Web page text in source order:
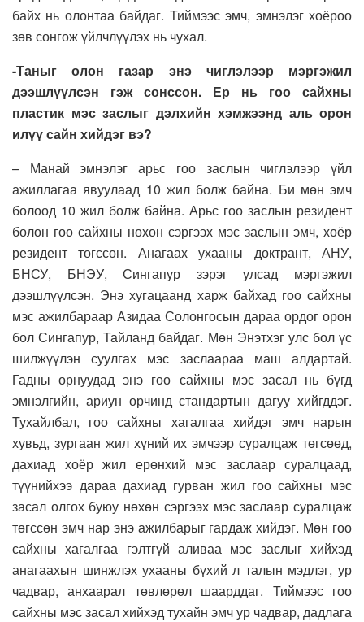
байх нь олонтаа байдаг. Тиймээс эмч, эмнэлэг хоёроо
зөв сонгож үйлчлүүлэх нь чухал.
-Таныг олон газар энэ чиглэлээр мэргэжил
дээшлүүлсэн гэж сонссон. Ер нь гоо сайхны
пластик мэс заслыг дэлхийн хэмжээнд аль орон
илүү сайн хийдэг вэ?
– Манай эмнэлэг арьс гоо заслын чиглэлээр үйл
ажиллагаа явуулаад 10 жил болж байна. Би мөн эмч
болоод 10 жил болж байна. Арьс гоо заслын резидент
болон гоо сайхны нөхөн сэргээх мэс заслын эмч, хоёр
резидент төгссөн. Анагаах ухааны доктрант, АНУ,
БНСУ, БНЭУ, Сингапур зэрэг улсад мэргэжил
дээшлүүлсэн. Энэ хугацаанд харж байхад гоо сайхны
мэс ажилбараар Азидаа Солонгосын дараа ордог орон
бол Сингапур, Тайланд байдаг. Мөн Энэтхэг улс бол үс
шилжүүлэн суулгах мэс заслаараа маш алдартай.
Гадны орнуудад энэ гоо сайхны мэс засал нь бүгд
эмнэлгийн, ариун орчинд стандартын дагуу хийгддэг.
Тухайлбал, гоо сайхны хагалгаа хийдэг эмч нарын
хувьд, зургаан жил хүний их эмчээр суралцаж төгсөөд,
дахиад хоёр жил ерөнхий мэс заслаар суралцаад,
түүнийхээ дараа дахиад гурван жил гоо сайхны мэс
засал олгох буюу нөхөн сэргээх мэс заслаар суралцаж
төгссөн эмч нар энэ ажилбарыг гардаж хийдэг. Мөн гоо
сайхны хагалгаа гэлтгүй аливаа мэс заслыг хийхэд
анагаахын шинжлэх ухааны бүхий л талын мэдлэг, ур
чадвар, анхаарал төвлөрөл шаарддаг. Тиймээс гоо
сайхны мэс засал хийхэд тухайн эмч ур чадвар, дадлага